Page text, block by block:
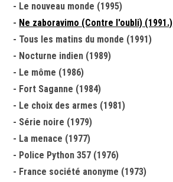
- Le nouveau monde (1995)
- Ne zaboravimo (Contre l'oubli) (1991.)
- Tous les matins du monde (1991)
- Nocturne indien (1989)
- Le môme (1986)
- Fort Saganne (1984)
- Le choix des armes (1981)
- Série noire (1979)
- La menace (1977)
- Police Python 357 (1976)
- France société anonyme (1973)